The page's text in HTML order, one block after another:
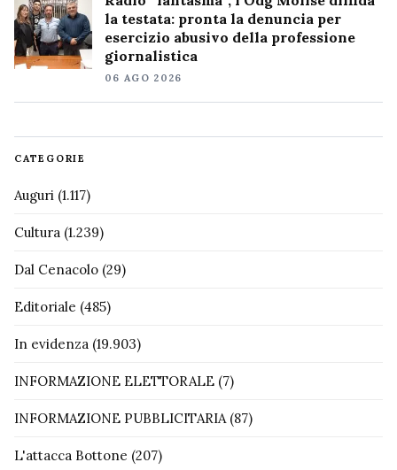
la testata: pronta la denuncia per
esercizio abusivo della professione
giornalistica
06 AGO 2026
CATEGORIE
Auguri (1.117)
Cultura (1.239)
Dal Cenacolo (29)
Editoriale (485)
In evidenza (19.903)
INFORMAZIONE ELETTORALE (7)
INFORMAZIONE PUBBLICITARIA (87)
L'attacca Bottone (207)